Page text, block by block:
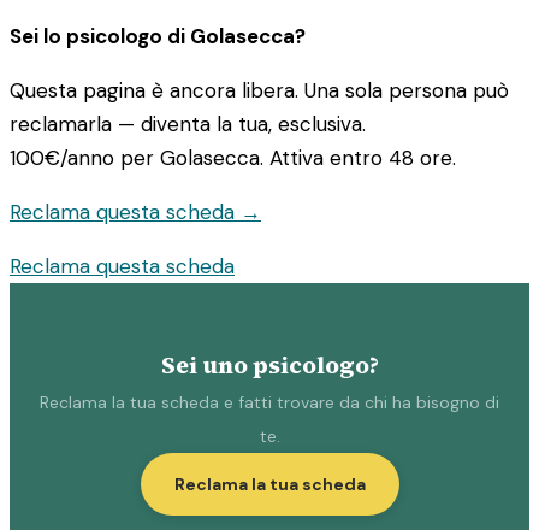
Sei lo psicologo di Golasecca?
Questa pagina è ancora libera. Una sola persona può
reclamarla — diventa la tua, esclusiva.
100€/anno per Golasecca. Attiva entro 48 ore.
Reclama questa scheda →
Reclama questa scheda
Sei uno psicologo?
Reclama la tua scheda e fatti trovare da chi ha bisogno di
te.
Reclama la tua scheda